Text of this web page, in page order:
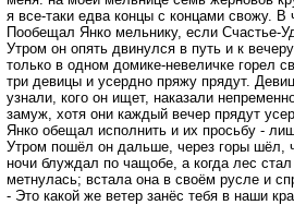
я все-таки едва концы с концами свожу. В
Пообещал Янко мельнику, если Счастье-
Утром он опять двинулся в путь и к
только в одном домике-невеличке горел
три девицы и усердно пряжу прядут.
узнали, кого он ищет, наказали
замуж, хотя они каждый вечер прядут
Янко обещал исполнить и их просьбу -
Утром пошёл он дальше, через горы шёл,
ночи блуждал по чащобе, а когда лес
метнулась; встала она в своём русле и
- Это какой же ветер занёс тебя в наши